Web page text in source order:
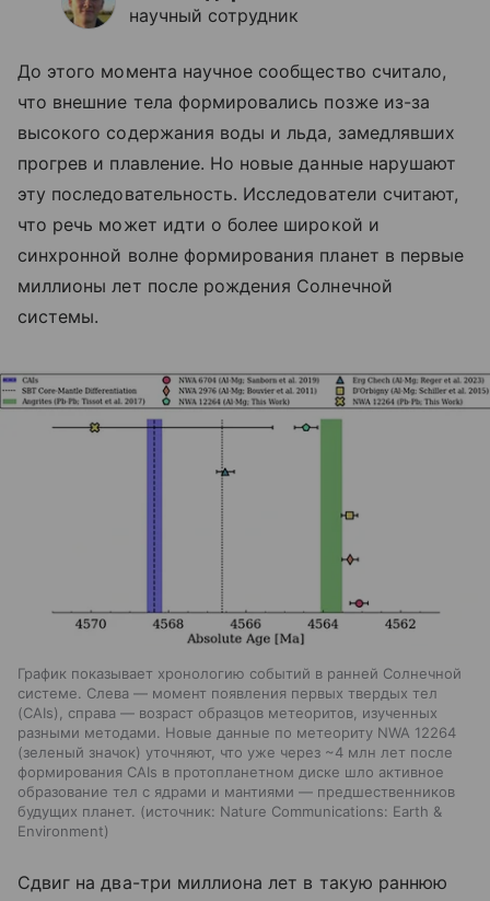
научный сотрудник
До этого момента научное сообщество считало,
что внешние тела формировались позже из-за
высокого содержания воды и льда, замедлявших
прогрев и плавление. Но новые данные нарушают
эту последовательность. Исследователи считают,
что речь может идти о более широкой и
синхронной волне формирования планет в первые
миллионы лет после рождения Солнечной
системы.
График показывает хронологию событий в ранней Солнечной
системе. Слева — момент появления первых твердых тел
(CAIs), справа — возраст образцов метеоритов, изученных
разными методами. Новые данные по метеориту NWA 12264
(зеленый значок) уточняют, что уже через ~4 млн лет после
формирования CAIs в протопланетном диске шло активное
образование тел с ядрами и мантиями — предшественников
будущих планет.
источник: Nature Communications: Earth &
Environment
Сдвиг на два-три миллиона лет в такую раннюю